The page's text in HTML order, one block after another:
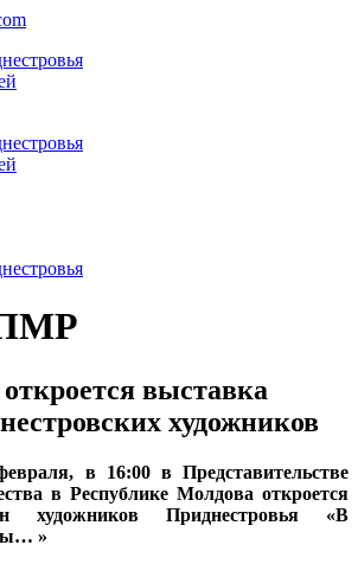
выставка
художников
в 16:00 в Представительстве
в Республике Молдова откроется
художников Приднестровья «В
»